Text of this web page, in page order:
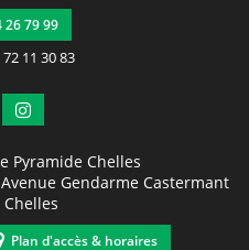
79 99
11 30 83
Pyramide Chelles
Gendarme Castermant
Chelles
Plan d'accès & horaires